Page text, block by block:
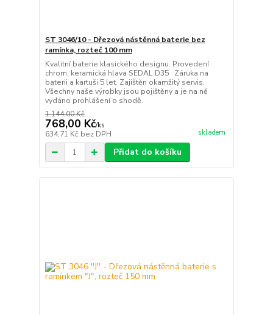
ST 3046/10 - Dřezová nástěnná baterie bez
ramínka, rozteč 100 mm
Kvalitní baterie klasického designu. Provedení
chrom, keramická hlava SEDAL D35 Záruka na
baterii a kartuši 5 let. Zajištěn okamžitý servis.
Všechny naše výrobky jsou pojištěny a je na ně
vydáno prohlášení o shodě.
1 144,00 Kč
768,00 Kč/ks
634,71 Kč bez DPH skladem
Přidat do košíku